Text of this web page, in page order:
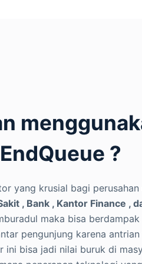
?
yang krusial bagi
, Bank , Kantor Finance ,
maka bisa
pengunjung karena
bisa jadi nilai buruk di